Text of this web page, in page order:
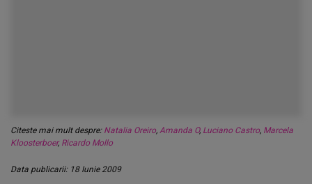
Citeste mai mult despre: Natalia Oreiro, Amanda O, Luciano Castro, Marcela
Kloosterboer, Ricardo Mollo
Data publicarii: 18 Iunie 2009